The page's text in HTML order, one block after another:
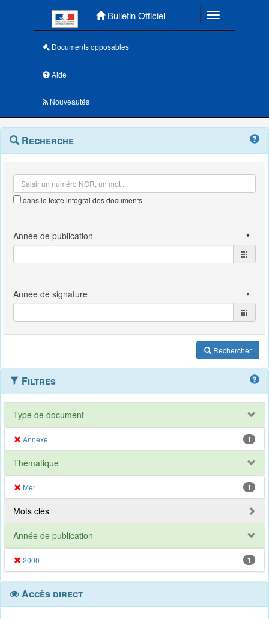
Bulletin Officiel Toggle
Documents opposables
Aide
Nouveautés
Navigation
outils
Menu
contextuel
Recherche
dans le texte intégral des documents
Rechercher
Filtres
Type de document
Annexe 1
Thématique
Mer 1
Mots clés
Année de publication
2000 1
Accès direct